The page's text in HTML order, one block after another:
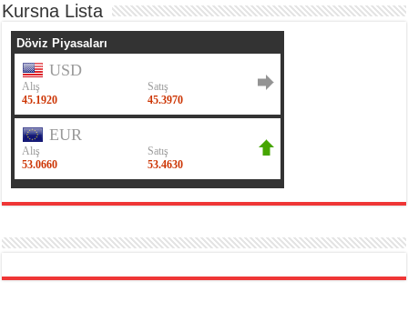
Kursna Lista